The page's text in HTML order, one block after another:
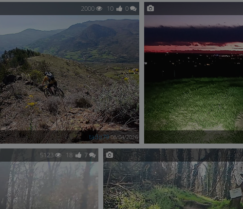
2000 10 0
tado79 08/04/2026
5123 18 7